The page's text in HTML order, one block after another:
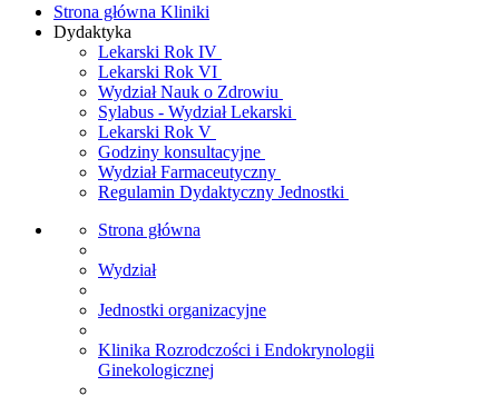
Strona główna Kliniki
Dydaktyka
Lekarski Rok IV
Lekarski Rok VI
Wydział Nauk o Zdrowiu
Sylabus - Wydział Lekarski
Lekarski Rok V
Godziny konsultacyjne
Wydział Farmaceutyczny
Regulamin Dydaktyczny Jednostki
Strona główna
Wydział
Jednostki organizacyjne
Klinika Rozrodczości i Endokrynologii
Ginekologicznej